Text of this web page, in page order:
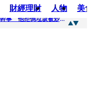
財經理財 人物 美
「我是保全不是清潔員」上班3天開嗆總幹事 他拒倒垃圾被炒！怒提告...法官這原因判敗訴